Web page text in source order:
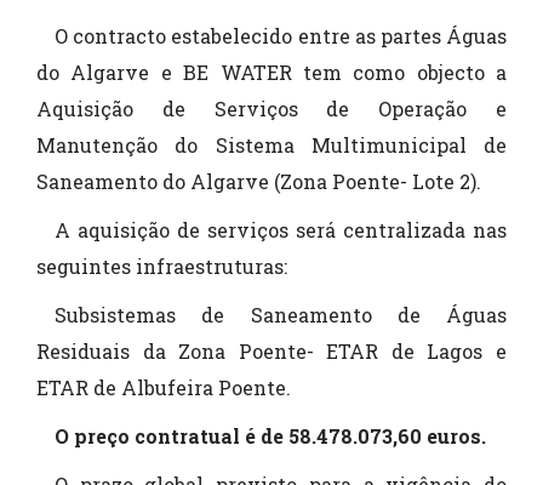
O contracto estabelecido entre as partes Águas
do Algarve e BE WATER tem como objecto a
Aquisição de Serviços de Operação e
Manutenção do Sistema Multimunicipal de
Saneamento do Algarve (Zona Poente- Lote 2).
A aquisição de serviços será centralizada nas
seguintes infraestruturas:
Subsistemas de Saneamento de Águas
Residuais da Zona Poente- ETAR de Lagos e
ETAR de Albufeira Poente.
O preço contratual é de 58.478.073,60 euros.